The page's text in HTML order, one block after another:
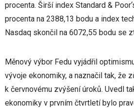
procenta. Širší index Standard &
procenta na 2388,13 bodu a index
Nasdaq skončil na 6072,55 bodu se
Měnový výbor Fedu vyjádřil
vývoje ekonomiky, a naznačil tak, že
k červnovému zvýšení úroků. Uvedl
ekonomiky v prvním čtvrtletí bylo